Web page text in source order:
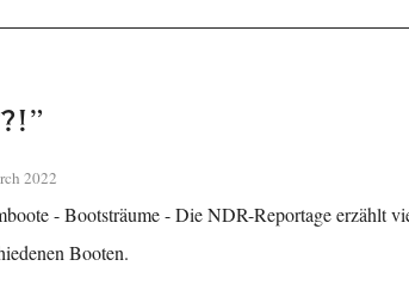
2022
- Bootsträume - Die NDR-Reportage erzählt
Booten.